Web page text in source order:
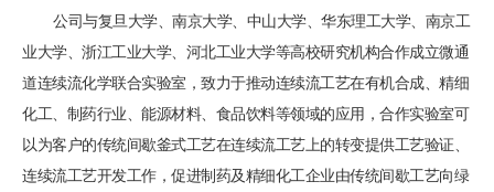
公司与复旦大学、南京大学、中山大学、华东理工大学、南京工
业大学、浙江工业大学、河北工业大学等高校研究机构合作成立微通
道连续流化学联合实验室，致力于推动连续流工艺在有机合成、精细
化工、制药行业、能源材料、食品饮料等领域的应用，合作实验室可
以为客户的传统间歇釜式工艺在连续流工艺上的转变提供工艺验证、
连续流工艺开发工作，促进制药及精细化工企业由传统间歇工艺向绿